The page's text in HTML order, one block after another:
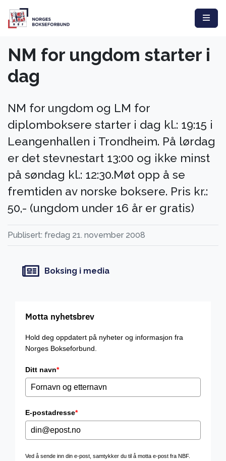
NM for ungdom starter i
dag
NM for ungdom og LM for
diplomboksere starter i dag kl.: 19:15 i
Leangenhallen i Trondheim. På lørdag
er det stevnestart 13:00 og ikke minst
på søndag kl.: 12:30.Møt opp å se
fremtiden av norske boksere. Pris kr.:
50,- (ungdom under 16 år er gratis)
Publisert: fredag 21. november 2008
Boksing i media
Motta nyhetsbrev
Hold deg oppdatert på nyheter og informasjon fra
Norges Bokseforbund.
Ditt navn*
E-postadresse*
Ved å sende inn din e-post, samtykker du til å motta e-post fra NBF.